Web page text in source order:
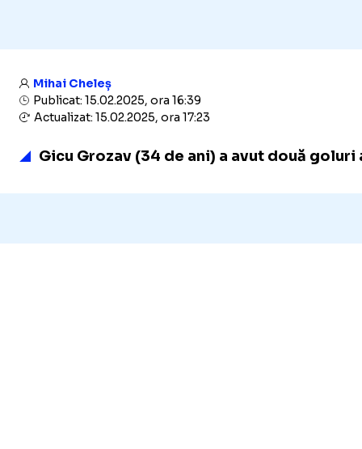
Mihai Cheleș
Publicat: 15.02.2025, ora 16:39
Actualizat: 15.02.2025, ora 17:23
Gicu Grozav (34 de ani) a avut două goluri